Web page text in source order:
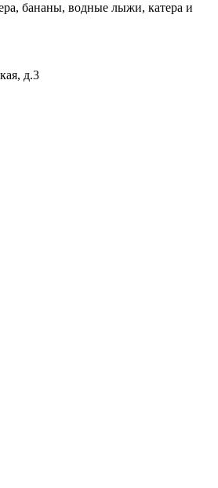
бананы, водные лыжи, катера и
д.3